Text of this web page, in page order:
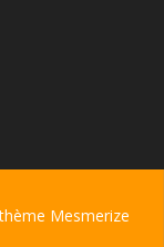
Mesmerize